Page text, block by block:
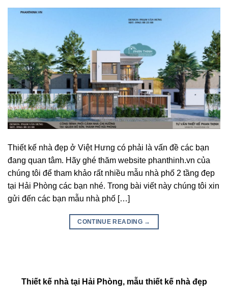
Thiết kế nhà đẹp ở Việt Hưng có phải là vấn đề các bạn
đang quan tâm. Hãy ghé thăm website phanthinh.vn của
chúng tôi để tham khảo rất nhiều mẫu nhà phố 2 tầng đẹp
tại Hải Phòng các bạn nhé. Trong bài viết này chúng tôi xin
gửi đến các bạn mẫu nhà phố […]
CONTINUE READING →
Thiết kế nhà tại Hải Phòng, mẫu thiết kế nhà đẹp